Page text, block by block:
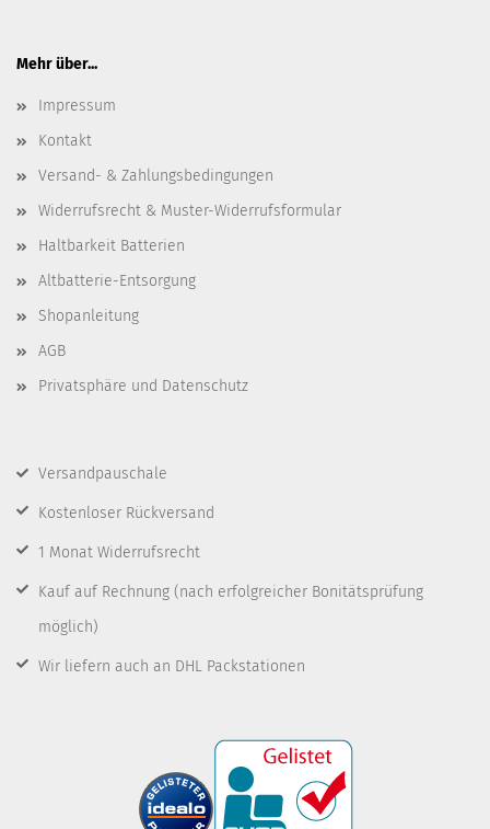
Mehr über...
Impressum
Kontakt
Versand- & Zahlungsbedingungen
Widerrufsrecht & Muster-Widerrufsformular
Haltbarkeit Batterien
Altbatterie-Entsorgung
Shopanleitung
AGB
Privatsphäre und Datenschutz
Versandpauschale
Kostenloser Rückversand
1 Monat Widerrufsrecht
Kauf auf Rechnung (nach erfolgreicher Bonitätsprüfung
möglich)
Wir liefern auch an DHL Packstationen